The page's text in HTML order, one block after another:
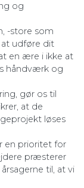
og
-store som
udføre dit
en ære i ikke at
håndværk og
gør os til
at de
løses
en prioritet for
præsterer
til, at vi